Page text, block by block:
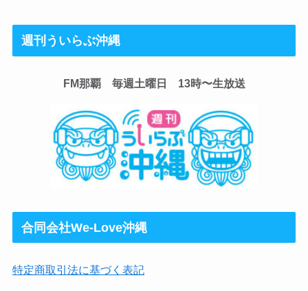
週刊ういらぶ沖縄
FM那覇 毎週土曜日 13時〜生放送
合同会社We-Love沖縄
特定商取引法に基づく表記